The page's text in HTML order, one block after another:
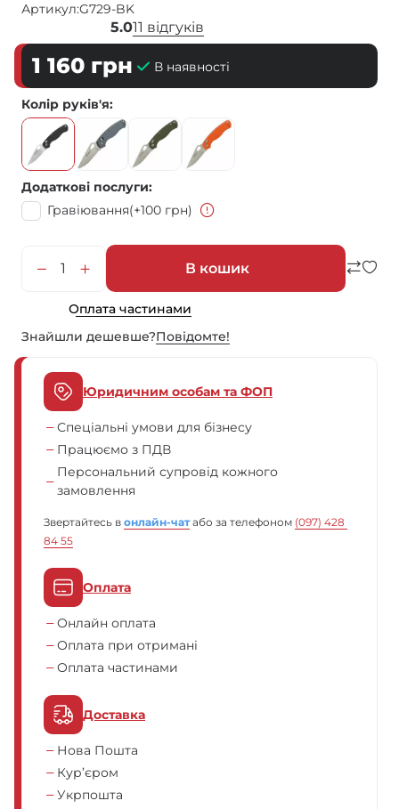
Артикул:G729-BK
5.011 відгуків
1 160 грн В наявності
Колір руків'я
Додаткові послуги
Гравіювання(+100 грн)
В кошик
Оплата частинами
Знайшли дешевше?Повiдомте!
Юридичним особам та ФОП
Спеціальні умови для бізнесу
Працюємо з ПДВ
Персональний супровід кожного
замовлення
Звертайтесь в онлайн-чат або за телефоном (097) 428
84 55
Оплата
Онлайн оплата
Оплата при отримані
Оплата частинами
Доставка
Нова Пошта
Кур’єром
Укрпошта